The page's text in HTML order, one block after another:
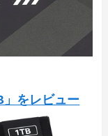
」をレビュー